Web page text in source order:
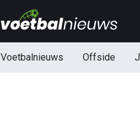
Voetbalnieuws Offside